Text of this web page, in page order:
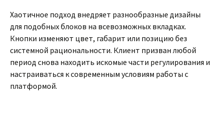
Хаотичное подход внедряет разнообразные дизайны
для подобных блоков на всевозможных вкладках.
Кнопки изменяют цвет, габарит или позицию без
системной рациональности. Клиент призван любой
период снова находить искомые части регулирования и
настраиваться к современным условиям работы с
платформой.